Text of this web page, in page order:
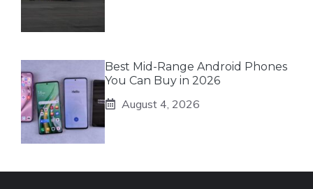
Best Mid-Range Android Phones
You Can Buy in 2026
August 4, 2026